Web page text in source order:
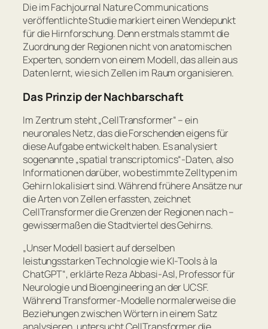
Die im Fachjournal Nature Communications
veröffentlichte Studie markiert einen Wendepunkt
für die Hirnforschung. Denn erstmals stammt die
Zuordnung der Regionen nicht von anatomischen
Experten, sondern von einem Modell, das allein aus
Daten lernt, wie sich Zellen im Raum organisieren.
Das Prinzip der Nachbarschaft
Im Zentrum steht „CellTransformer“ – ein
neuronales Netz, das die Forschenden eigens für
diese Aufgabe entwickelt haben. Es analysiert
sogenannte „spatial transcriptomics“-Daten, also
Informationen darüber, wo bestimmte Zelltypen im
Gehirn lokalisiert sind. Während frühere Ansätze nur
die Arten von Zellen erfassten, zeichnet
CellTransformer die Grenzen der Regionen nach –
gewissermaßen die Stadtviertel des Gehirns.
„Unser Modell basiert auf derselben
leistungsstarken Technologie wie KI-Tools à la
ChatGPT“, erklärte Reza Abbasi-Asl, Professor für
Neurologie und Bioengineering an der UCSF.
Während Transformer-Modelle normalerweise die
Beziehungen zwischen Wörtern in einem Satz